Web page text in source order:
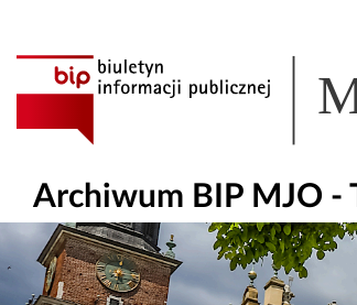
Archiwum BIP MJO -